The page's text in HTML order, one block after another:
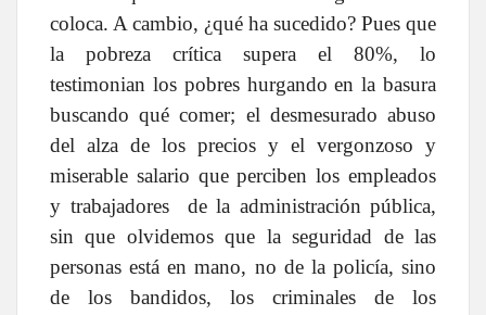
coloca. A cambio, ¿qué ha sucedido? Pues que
la pobreza crítica supera el 80%, lo
testimonian los pobres hurgando en la basura
buscando qué comer; el desmesurado abuso
del alza de los precios y el vergonzoso y
miserable salario que perciben los empleados
y trabajadores de la administración pública,
sin que olvidemos que la seguridad de las
personas está en mano, no de la policía, sino
de los bandidos, los criminales de los